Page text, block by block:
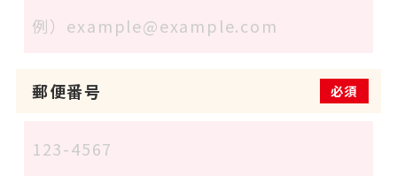
郵便番号 必須